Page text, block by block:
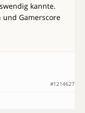
kannte.
und Gamerscore
#1214627